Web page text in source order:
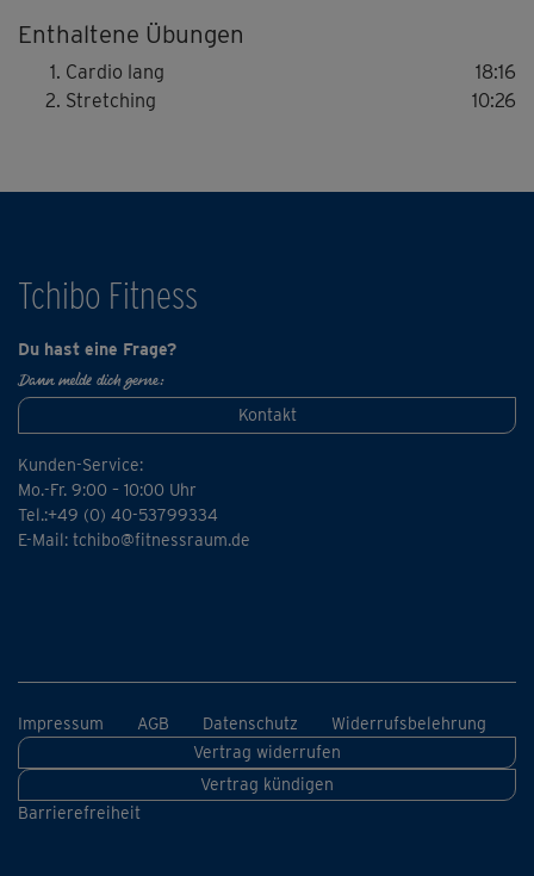
brauchst für das Training zwei kleine Wasserflaschen
oder Kurzhanteln.
Ergänzt wird dein Workout durch das passende Warm-Up
Enthaltene Übungen
Cardio lang
18:16
Stretching
10:26
Tchibo Fitness
Du hast eine Frage?
Dann melde dich gerne:
Kontakt
Kunden-Service:
Mo.-Fr. 9:00 – 10:00 Uhr
Tel.:+49 (0) 40-53799334
E-Mail: tchibo@fitnessraum.de
Impressum AGB Datenschutz
Widerrufsbelehrung
Vertrag widerrufen
Vertrag kündigen
Barrierefreiheit